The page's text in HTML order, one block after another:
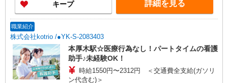
キープ 詳細を見る
職業紹介
株式会社kotrio /●YK-S-2083403
本厚木駅☆医療行為なし！パートタイムの看護
助手♪未経験OK！
時給1550円〜2312円 ＜交通費全支給(ガソリ
ン代含む)＞